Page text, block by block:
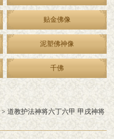
贴金佛像
泥塑佛神像
千佛
> 道教护法神将六丁六甲 甲戌神将